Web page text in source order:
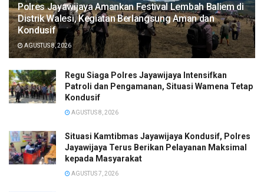
Polres Jayawijaya Amankan Festival Lembah Baliem di
Distrik Walesi, Kegiatan Berlangsung Aman dan
Kondusif
AGUSTUS 8, 2026
Regu Siaga Polres Jayawijaya Intensifkan
Patroli dan Pengamanan, Situasi Wamena Tetap
Kondusif
AGUSTUS 8, 2026
Situasi Kamtibmas Jayawijaya Kondusif, Polres
Jayawijaya Terus Berikan Pelayanan Maksimal
kepada Masyarakat
AGUSTUS 7, 2026